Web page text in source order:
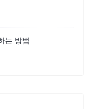
는 방법